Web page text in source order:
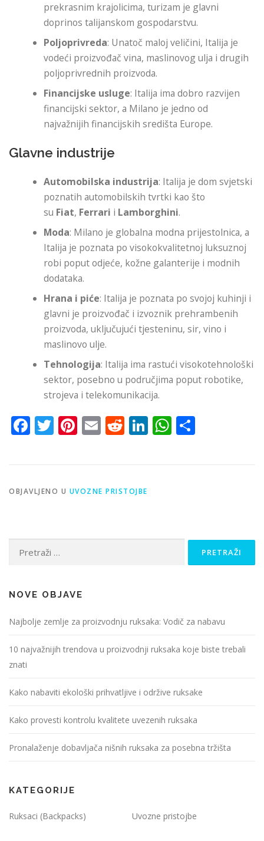
prekrasnim krajolicima, turizam je glavni
doprinos talijanskom gospodarstvu.
Poljoprivreda: Unatoč maloj veličini, Italija je
vodeći proizvođač vina, maslinovog ulja i drugih
poljoprivrednih proizvoda.
Financijske usluge: Italija ima dobro razvijen
financijski sektor, a Milano je jedno od
najvažnijih financijskih središta Europe.
Glavne industrije
Automobilska industrija: Italija je dom svjetski
poznatih automobilskih tvrtki kao što
su Fiat, Ferrari i Lamborghini.
Moda: Milano je globalna modna prijestolnica, a
Italija je poznata po visokokvalitetnoj luksuznoj
robi poput odjeće, kožne galanterije i modnih
dodataka.
Hrana i piće: Italija je poznata po svojoj kuhinji i
glavni je proizvođač i izvoznik prehrambenih
proizvoda, uključujući tjesteninu, sir, vino i
maslinovo ulje.
Tehnologija: Italija ima rastući visokotehnološki
sektor, posebno u područjima poput robotike,
strojeva i telekomunikacija.
Facebook
Twitter
Pinterest
EmailReddit
LinkedIn
WhatsApp
OBJAVLJENO U UVOZNE PRISTOJBE
NOVE OBJAVE
Najbolje zemlje za proizvodnju ruksaka: Vodič za nabavu
10 najvažnijih trendova u proizvodnji ruksaka koje biste trebali
znati
Kako nabaviti ekološki prihvatljive i održive ruksake
Kako provesti kontrolu kvalitete uvezenih ruksaka
Pronalaženje dobavljača nišnih ruksaka za posebna tržišta
KATEGORIJE
Ruksaci (Backpacks) Uvozne pristojbe